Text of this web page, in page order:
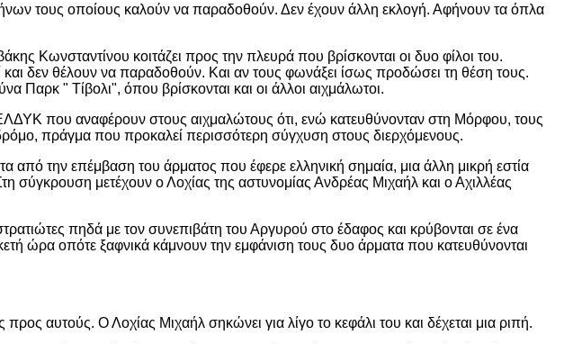
τους οποίους καλούν να παραδοθούν. Δεν έχουν άλλη εκλογή. Αφήνουν τα όπλα
Κωνσταντίνου κοιτάζει προς την πλευρά που βρίσκονται οι δυο φίλοι του.
δεν θέλουν να παραδοθούν. Και αν τους φωνάξει ίσως προδώσει τη θέση τους.
Παρκ " Τίβολι", όπου βρίσκονται και οι άλλοι αιχμάλωτοι.
που αναφέρουν στους αιχμαλώτους ότι, ενώ κατευθύνονταν στη Μόρφου, τους
πράγμα που προκαλεί περισσότερη σύγχυση στους διερχόμενους.
από την επέμβαση του άρματος που έφερε ελληνική σημαία, μια άλλη μικρή εστία
σύγκρουση μετέχουν ο Λοχίας της αστυνομίας Ανδρέας Μιχαήλ και ο Αχιλλέας
πηδά με τον συνεπιβάτη του Αργυρού στο έδαφος και κρύβονται σε ένα
ώρα οπότε ξαφνικά κάμνουν την εμφάνιση τους δυο άρματα που κατευθύνονται
αυτούς. Ο Λοχίας Μιχαήλ σηκώνει για λίγο το κεφάλι του και δέχεται μια ριπή.